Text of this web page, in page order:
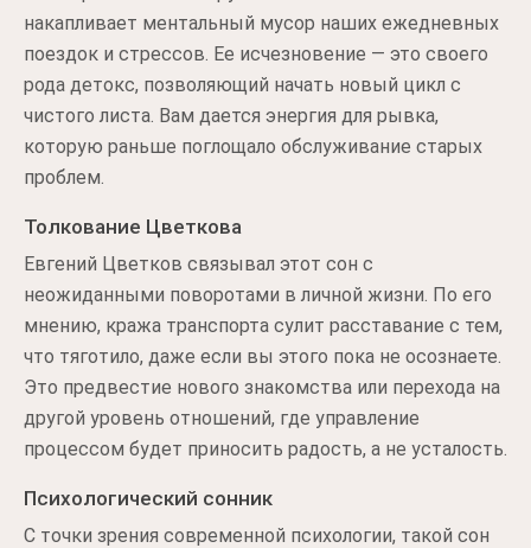
накапливает ментальный мусор наших ежедневных
поездок и стрессов. Ее исчезновение — это своего
рода детокс, позволяющий начать новый цикл с
чистого листа. Вам дается энергия для рывка,
которую раньше поглощало обслуживание старых
проблем.
Толкование Цветкова
Евгений Цветков связывал этот сон с
неожиданными поворотами в личной жизни. По его
мнению, кража транспорта сулит расставание с тем,
что тяготило, даже если вы этого пока не осознаете.
Это предвестие нового знакомства или перехода на
другой уровень отношений, где управление
процессом будет приносить радость, а не усталость.
Психологический сонник
С точки зрения современной психологии, такой сон